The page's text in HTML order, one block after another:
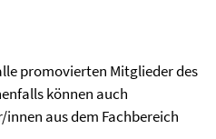
promovierten Mitglieder des
können auch
aus dem Fachbereich